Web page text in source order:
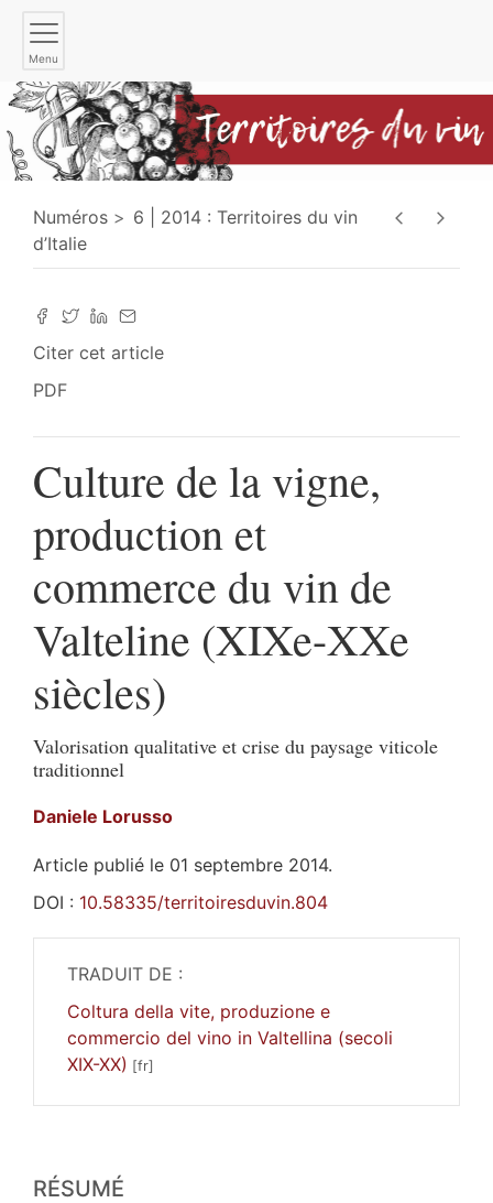
Menu
Numéros
6 | 2014 : Territoires du vin
d’Italie
Citer cet article
PDF
Culture de la vigne,
production et
commerce du vin de
Valteline (XIXe-XXe
siècles)
Valorisation qualitative et crise du paysage viticole
traditionnel
Daniele Lorusso
Article publié le 01 septembre 2014.
DOI : 10.58335/territoiresduvin.804
TRADUIT DE :
Coltura della vite, produzione e
commercio del vino in Valtellina (secoli
XIX-XX)
Plan
RÉSUMÉ